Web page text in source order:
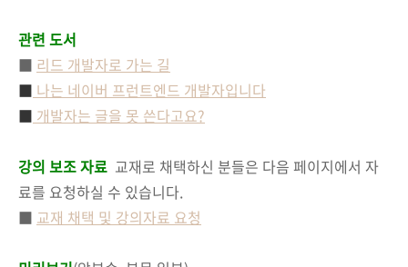
관련 도서
■ 리드 개발자로 가는 길
■ 나는 네이버 프런트엔드 개발자입니다
■ 개발자는 글을 못 쓴다고요?
강의 보조 자료 교재로 채택하신 분들은 다음 페이지에서 자
료를 요청하실 수 있습니다.
■ 교재 채택 및 강의자료 요청